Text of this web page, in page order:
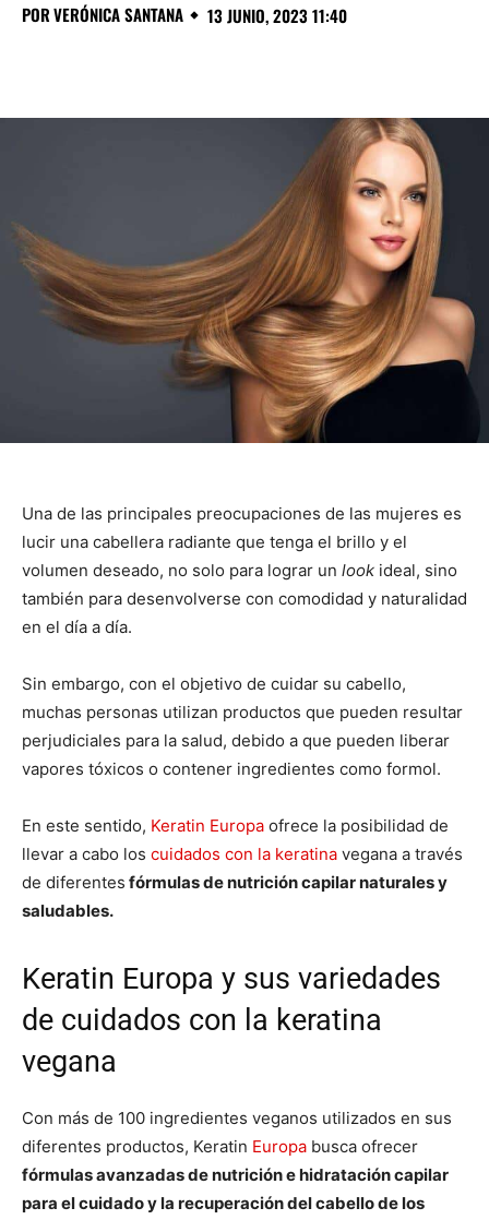
PORVERÓNICA SANTANA 13 JUNIO, 2023 11:40
Una de las principales preocupaciones de las mujeres es
lucir una cabellera radiante que tenga el brillo y el
volumen deseado, no solo para lograr un look ideal, sino
también para desenvolverse con comodidad y naturalidad
en el día a día.
Sin embargo, con el objetivo de cuidar su cabello,
muchas personas utilizan productos que pueden resultar
perjudiciales para la salud, debido a que pueden liberar
vapores tóxicos o contener ingredientes como formol.
En este sentido, Keratin Europa ofrece la posibilidad de
llevar a cabo los cuidados con la keratina vegana a través
de diferentes fórmulas de nutrición capilar naturales y
saludables.
Keratin Europa y sus variedades
de cuidados con la keratina
vegana
Con más de 100 ingredientes veganos utilizados en sus
diferentes productos, Keratin Europa busca ofrecer
fórmulas avanzadas de nutrición e hidratación capilar
para el cuidado y la recuperación del cabello de los